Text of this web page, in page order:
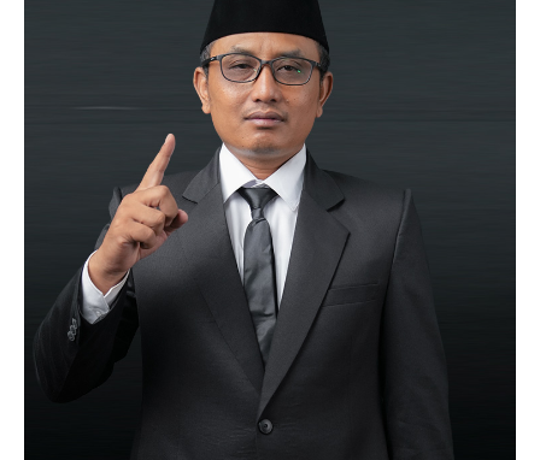
Nuriatul Munawaroh Okta, S.KM.
Guru